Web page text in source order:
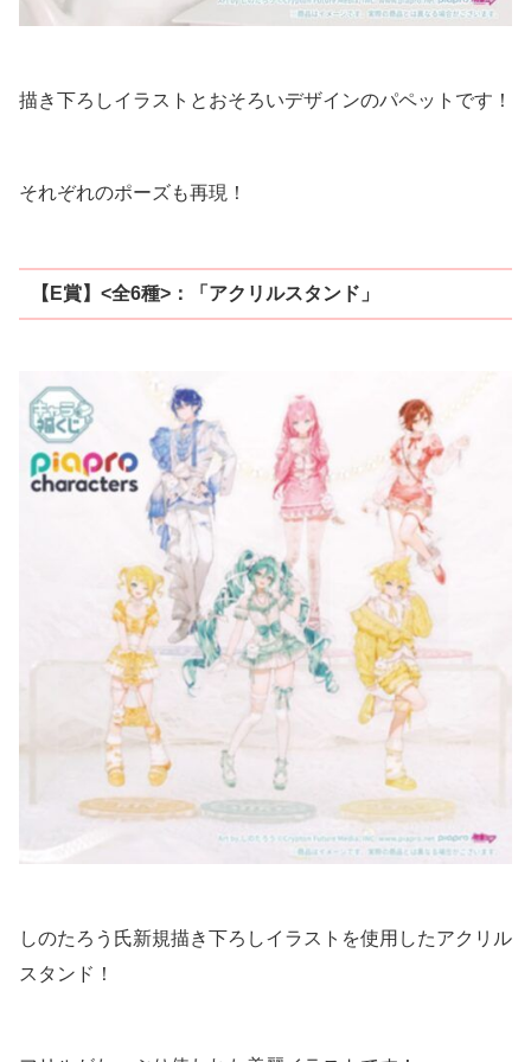
描き下ろしイラストとおそろいデザインのパペットです！
それぞれのポーズも再現！
【E賞】<全6種>：「アクリルスタンド」
しのたろう氏新規描き下ろしイラストを使用したアクリル
スタンド！